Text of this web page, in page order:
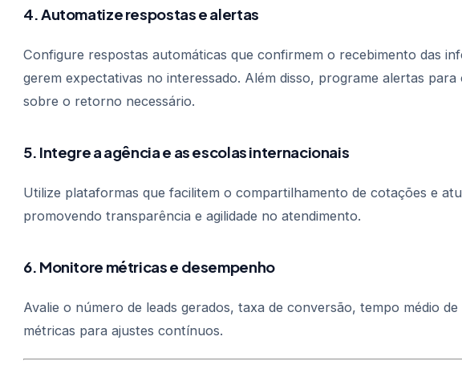
4. Automatize respostas e alertas
Configure respostas automáticas que confirmem o recebimento das
gerem expectativas no interessado. Além disso, programe alertas
sobre o retorno necessário.
5. Integre a agência e as escolas internacionais
Utilize plataformas que facilitem o compartilhamento de cotações e
promovendo transparência e agilidade no atendimento.
6. Monitore métricas e desempenho
Avalie o número de leads gerados, taxa de conversão, tempo médio
métricas para ajustes contínuos.